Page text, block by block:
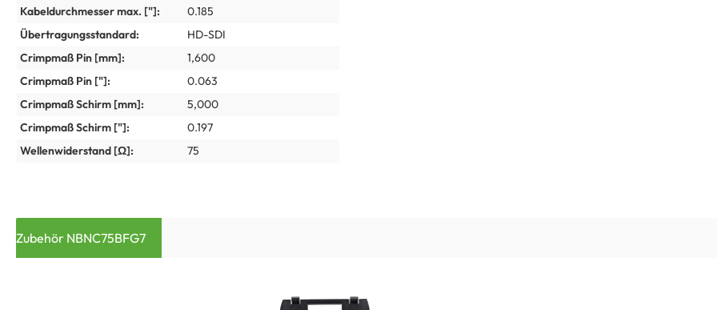
Kabeldurchmesser max. ["]:
0.185
Übertragungsstandard:
HD-SDI
Crimpmaß Pin [mm]:
1,600
Crimpmaß Pin ["]:
0.063
Crimpmaß Schirm [mm]:
5,000
Crimpmaß Schirm ["]:
0.197
Wellenwiderstand [Ω]:
75
Zubehör NBNC75BFG7